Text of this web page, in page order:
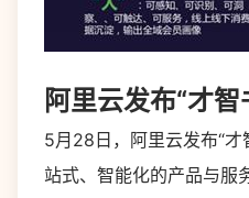
阿里云发布“才智
5月28日，阿里云发布“
站式、智能化的产品与服